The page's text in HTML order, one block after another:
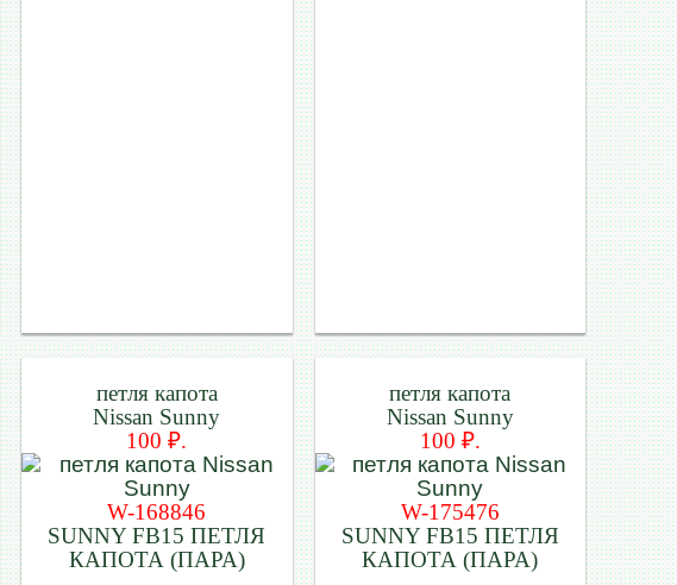
петля капота
Nissan Sunny
100 ₽.
W-168846
SUNNY FB15 ПЕТЛЯ
КАПОТА (ПАРА)
петля капота
Nissan Sunny
100 ₽.
W-175476
SUNNY FB15 ПЕТЛЯ
КАПОТА (ПАРА)